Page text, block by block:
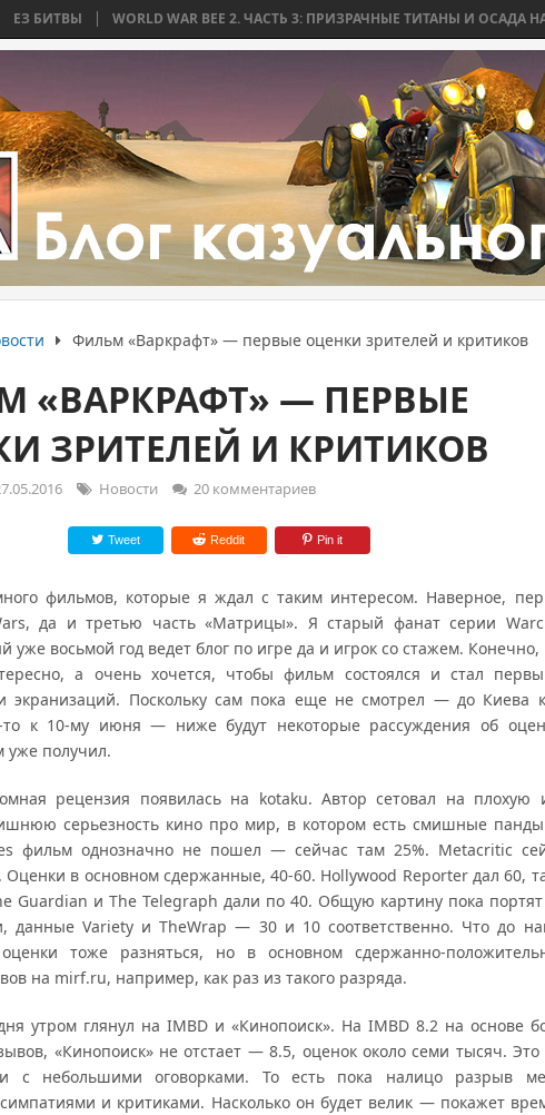
WORLD WAR BEE 2. ЧАСТЬ 3: ПРИЗРАЧНЫЕ ТИТАНЫ И ОСАДА НА ИЗМОР
Фильм «Варкрафт» — первые оценки зрителей и критиков
«ВАРКРАФТ» — ПЕРВЫЕ
ЗРИТЕЛЕЙ И КРИТИКОВ
Новости 20 комментариев
Tweet Reddit Pin it
фильмов, которые я ждал с таким интересом. Наверное,
да и третью часть «Матрицы». Я старый фанат серии
уже восьмой год ведет блог по игре да и игрок со стажем.
а очень хочется, чтобы фильм состоялся и стал
экранизаций. Поскольку сам пока еще не смотрел — до Киева
то к 10-му июня — ниже будут некоторые рассуждения об
уже получил.
рецензия появилась на kotaku. Автор сетовал на плохую
серьезность кино про мир, в котором есть смишные
фильм однозначно не пошел — сейчас там 25%. Metacritic
Оценки в основном сдержанные, 40-60. Hollywood Reporter дал 60,
Guardian и The Telegraph дали по 40. Общую картину пока
данные Variety и TheWrap — 30 и 10 соответственно. Что до
тоже разняться, но в основном сдержанно-
на mirf.ru, например, как раз из такого разряда.
утром глянул на IMBD и «Кинопоиск». На IMBD 8.2 на основе
«Кинопоиск» не отстает — 8.5, оценок около семи тысяч.
и с небольшими оговорками. То есть пока налицо разрыв
и критиками. Насколько он будет велик — покажет